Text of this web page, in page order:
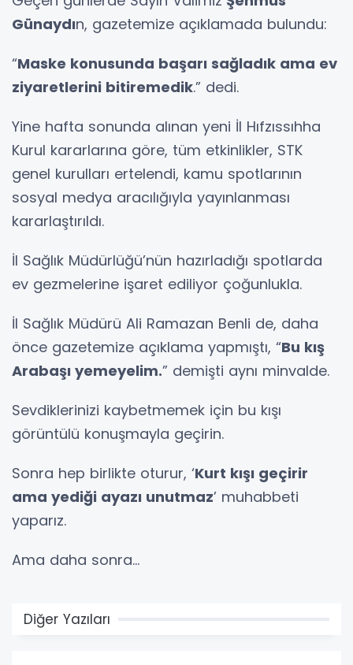
Günaydın, gazetemize açıklamada bulundu:
“Maske konusunda başarı sağladık ama ev
ziyaretlerini bitiremedik.” dedi.
Yine hafta sonunda alınan yeni İl Hıfzıssıhha
Kurul kararlarına göre, tüm etkinlikler, STK
genel kurulları ertelendi, kamu spotlarının
sosyal medya aracılığıyla yayınlanması
kararlaştırıldı.
İl Sağlık Müdürlüğü’nün hazırladığı spotlarda
ev gezmelerine işaret ediliyor çoğunlukla.
İl Sağlık Müdürü Ali Ramazan Benli de, daha
önce gazetemize açıklama yapmıştı, “Bu kış
Arabaşı yemeyelim.” demişti aynı minvalde.
Sevdiklerinizi kaybetmemek için bu kışı
görüntülü konuşmayla geçirin.
Sonra hep birlikte oturur, ‘Kurt kışı geçirir
ama yediği ayazı unutmaz’ muhabbeti
yaparız.
Ama daha sonra...
Diğer Yazıları